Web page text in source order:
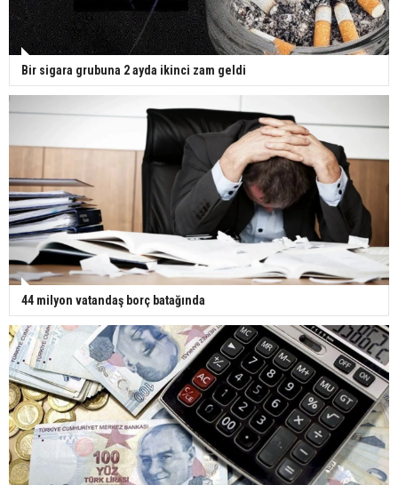
Bir sigara grubuna 2 ayda ikinci zam geldi
44 milyon vatandaş borç batağında